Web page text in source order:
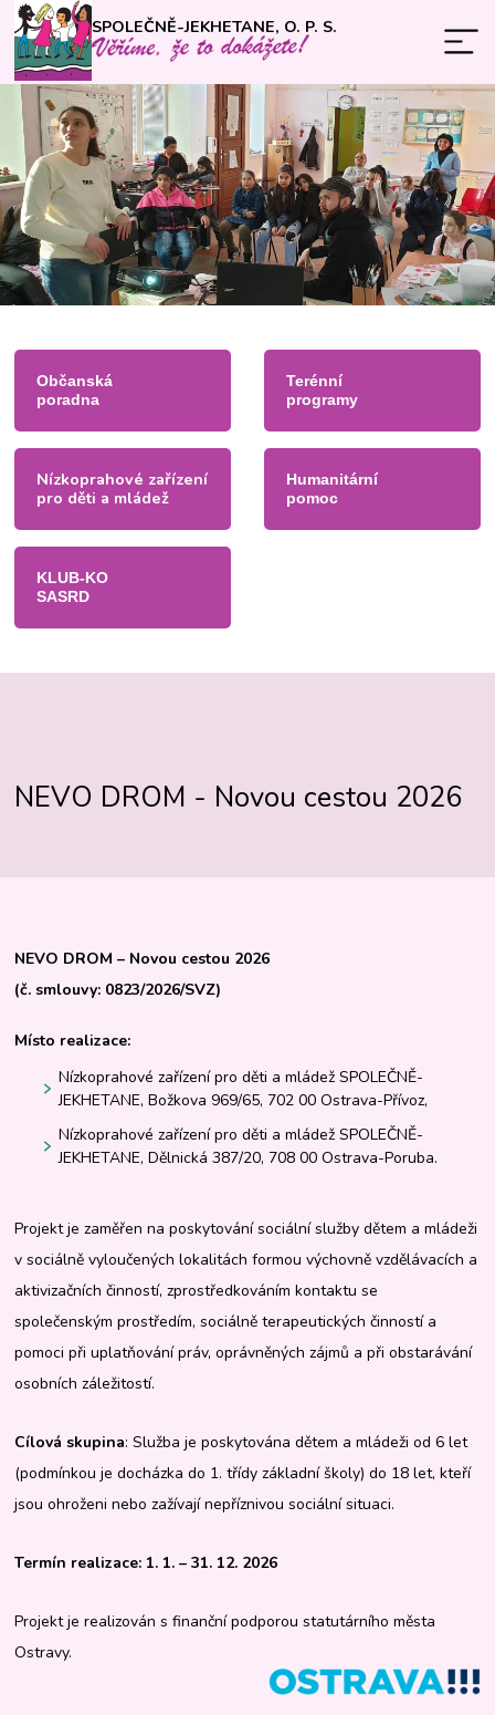
SPOLEČNĚ-JEKHETANE, O. P. S.
Občanská
poradna
Terénní
programy
Nízkoprahové zařízení
pro děti a mládež
Humanitární
pomoc
KLUB-KO
SASRD
NEVO DROM - Novou cestou 2026
NEVO DROM – Novou cestou 2026
(č. smlouvy: 0823/2026/SVZ)
Místo realizace:
Nízkoprahové zařízení pro děti a mládež SPOLEČNĚ-
JEKHETANE, Božkova 969/65, 702 00 Ostrava-Přívoz,
Nízkoprahové zařízení pro děti a mládež SPOLEČNĚ-
JEKHETANE, Dělnická 387/20, 708 00 Ostrava-Poruba.
Projekt je zaměřen na poskytování sociální služby dětem a mládeži
v sociálně vyloučených lokalitách formou výchovně vzdělávacích a
aktivizačních činností, zprostředkováním kontaktu se
společenským prostředím, sociálně terapeutických činností a
pomoci při uplatňování práv, oprávněných zájmů a při obstarávání
osobních záležitostí.
Cílová skupina: Služba je poskytována dětem a mládeži od 6 let
(podmínkou je docházka do 1. třídy základní školy) do 18 let, kteří
jsou ohroženi nebo zažívají nepříznivou sociální situaci.
Termín realizace: 1. 1. – 31. 12. 2026
Projekt je realizován s finanční podporou statutárního města
Ostravy.